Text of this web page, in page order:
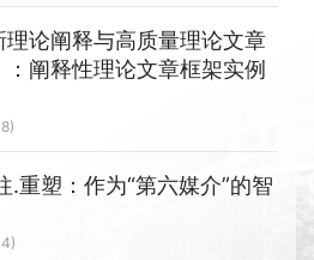
论阐释与高质量理论文章
阐释性理论文章框架实例
重塑：作为“第六媒介”的智